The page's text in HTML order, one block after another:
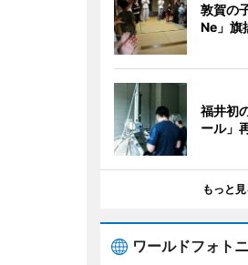
敦賀の
Ne」旗
福井初
ール」
もっと見
ワールドフォト